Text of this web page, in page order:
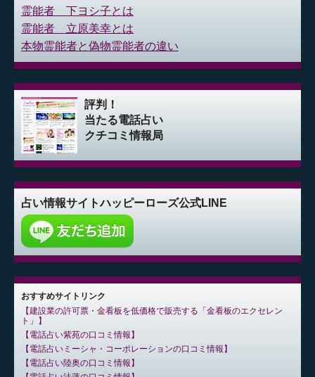
霊能者 下ヨシ子とは
霊能者 立原美幸とは
本物霊能者と偽物霊能者の違い
評判！
当たる電話占い
クチコミ情報局
占い情報サイトハッピーローズ公式LINE
おすすめサイトリンク
建設業の許可票・金看板を低価格で販売する「金看板のエクセレン
ト」
電話占い紫苑の口コミ情報
電話占いミーシャ・コーポレーションの口コミ情報
電話占い陸奥の口コミ情報